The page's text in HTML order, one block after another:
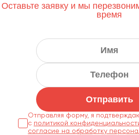
Оставьте заявку и мы
время
Отправить
Отправляя форму, я
с политикой
согласие на обработку